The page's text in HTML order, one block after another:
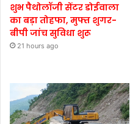
शुभ पैथोलॉजी सेंटर डोईवाला
का बड़ा तोहफा, मुफ्त शुगर-
बीपी जांच सुविधा शुरू
21 hours ago